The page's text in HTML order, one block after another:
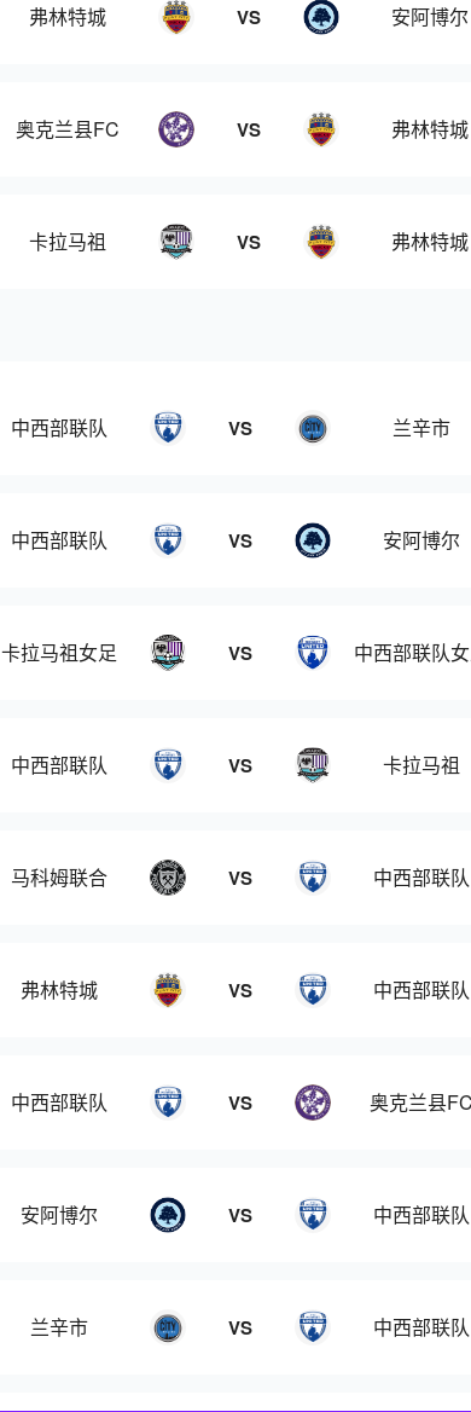
弗林特城 VS 安阿博尔
奥克兰县FC VS 弗林特城
卡拉马祖 VS 弗林特城
中西部联队 VS 兰辛市
中西部联队 VS 安阿博尔
卡拉马祖女足 VS 中西部联队
中西部联队 VS 卡拉马祖
马科姆联合 VS 中西部联队
弗林特城 VS 中西部联队
中西部联队 VS 奥克兰县FC
安阿博尔 VS 中西部联队
兰辛市 VS 中西部联队